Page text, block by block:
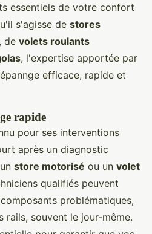
essentiels de votre confort
s'agisse de stores
, de volets roulants
, l'expertise apportée par
efficace, rapide et
rapide
pour ses interventions
après un diagnostic
store motorisé ou un volet
qualifiés peuvent
problématiques,
rails, souvent le jour-même.